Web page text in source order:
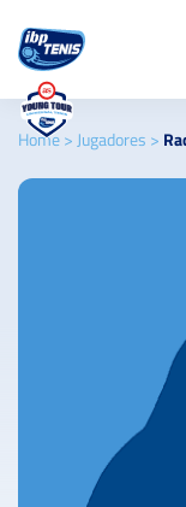
Home> Jugadores >